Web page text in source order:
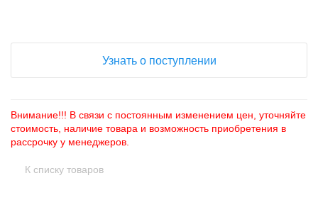
Узнать о поступлении
Внимание!!! В связи с постоянным изменением цен, уточняйте
стоимость, наличие товара и возможность приобретения в
рассрочку у менеджеров.
К списку товаров